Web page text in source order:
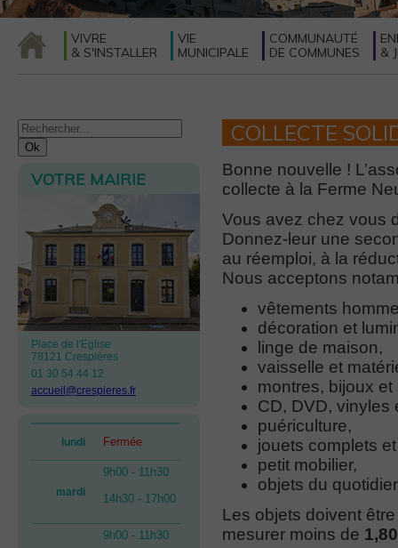
VIVRE
& S'INSTALLER
VIE
MUNICIPALE
COMMUNAUTÉ
DE COMMUNES
&
VOTRE MAIRIE
Place de l'Eglise
78121 Crespières
01 30 54 44 12
accueil@crespieres.fr
lundi Fermée
mardi
9h00 - 11h30
14h30 - 17h00
9h00 - 11h30
COLLECTE
Bonne nouvelle !
collecte à la Ferme
Vous avez chez vous
Donnez-leur une
au réemploi, à la
Nous acceptons
vêtements
décoration et
linge de maison,
vaisselle et
montres, bijoux et
CD, DVD, vinyles
puériculture,
jouets complets
petit mobilier,
objets du
Les objets doivent
mesurer moins de